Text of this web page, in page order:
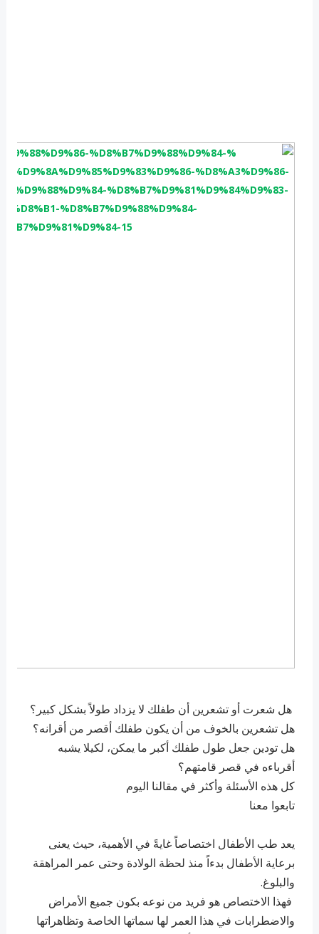
هل شعرت أو تشعرين أن طفلك لا يزداد طولاً بشكل كبير؟
هل تشعرين بالخوف من أن يكون طفلك أقصر من أقرانه؟
هل تودين جعل طول طفلك أكبر ما يمكن، لكيلا يشبه
أقرباءه في قصر قامتهم؟
كل هذه الأسئلة وأكثر في مقالنا اليوم
تابعوا معنا
يعد طب الأطفال اختصاصاً غايةً في الأهمية، حيث يعنى
برعاية الأطفال بدءاً منذ لحظة الولادة وحتى عمر المراهقة
والبلوغ.
فهذا الاختصاص هو فريد من نوعه بكون جميع الأمراض
والاضطرابات في هذا العمر لها سماتها الخاصة وتظاهراتها